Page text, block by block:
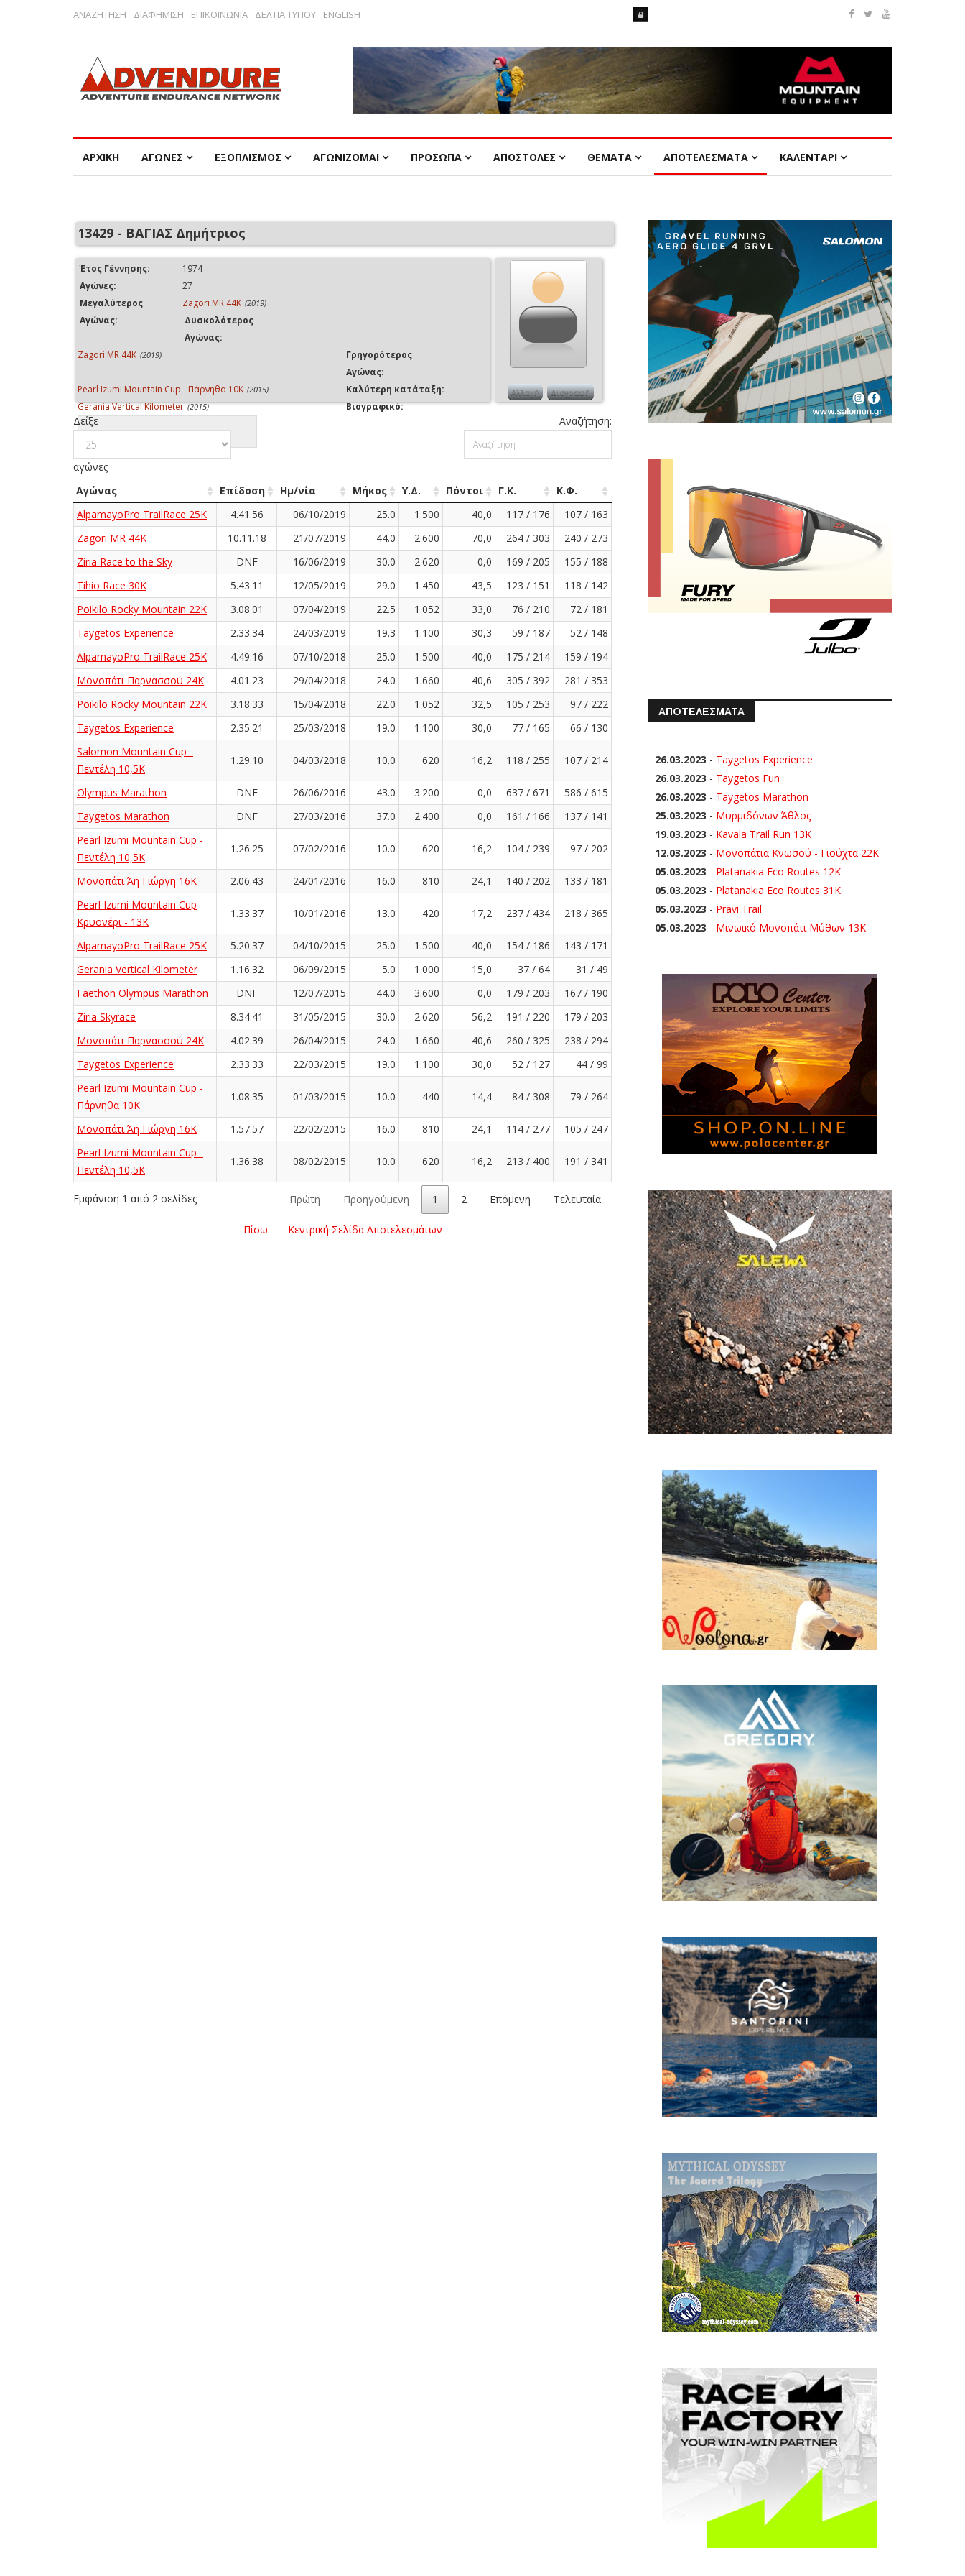
ΑΝΑΖΗΤΗΣΗ ΔΙΑΦΗΜΙΣΗ ΕΠΙΚΟΙΝΩΝΙΑ ΔΕΛΤΙΑ ΤΥΠΟΥ ENGLISH
ΑΡΧΙΚΗ ΑΓΩΝΕΣ ΕΞΟΠΛΙΣΜΟΣ ΑΓΩΝΙΖΟΜΑΙ ΠΡΟΣΩΠΑ ΑΠΟΣΤΟΛΕΣ ΘΕΜΑΤΑ ΑΠΟΤΕΛΕΣΜΑΤΑ ΚΑΛΕΝΤΑΡΙ
13429 - ΒΑΓΙΑΣ Δημήτριος
Έτος Γέννησης:
1974
Αγώνες:
27
Μεγαλύτερος
Αγώνας:
Zagori MR 44K (2019)
Δυσκολότερος
Αγώνας:
Zagori MR 44K (2019)
Γρηγορότερος
Αγώνας:
Pearl Izumi Mountain Cup - Πάρνηθα 10Κ (2015)
Καλύτερη κατάταξη:
Gerania Vertical Kilometer (2015) Βιογραφικό:
Αλλαγή Διαγραφή
Δείξε
αγώνες
Αναζήτηση:
Αγώνας Επίδοση Ημ/νία Μήκος Υ.Δ. Πόντοι Γ.Κ.
Κ.Φ.
AlpamayoPro TrailRace 25K
4.41.56 06/10/2019 25.0 1.500 40,0 117 / 176
107 / 163
Zagori MR 44K
10.11.18 21/07/2019 44.0 2.600 70,0 264 / 303
240 / 273
Ziria Race to the Sky
DNF 16/06/2019 30.0 2.620 0,0 169 / 205
155 / 188
Tihio Race 30K
5.43.11 12/05/2019 29.0 1.450 43,5 123 / 151
118 / 142
Poikilo Rocky Mountain 22K
3.08.01 07/04/2019 22.5 1.052 33,0 76 / 210
72 / 181
Taygetos Experience
2.33.34 24/03/2019 19.3 1.100 30,3 59 / 187
52 / 148
AlpamayoPro TrailRace 25K
4.49.16 07/10/2018 25.0 1.500 40,0 175 / 214
159 / 194
Μονοπάτι Παρνασσού 24K
4.01.23 29/04/2018 24.0 1.660 40,6 305 / 392
281 / 353
Poikilo Rocky Mountain 22K
3.18.33 15/04/2018 22.0 1.052 32,5 105 / 253
97 / 222
Taygetos Experience
2.35.21 25/03/2018 19.0 1.100 30,0 77 / 165
66 / 130
Salomon Mountain Cup -
Πεντέλη 10,5Κ
1.29.10 04/03/2018 10.0 620 16,2 118 / 255 107 / 214
Olympus Marathon DNF 26/06/2016 43.0 3.200 0,0 637 / 671
586 / 615
Taygetos Marathon
DNF 27/03/2016 37.0 2.400 0,0 161 / 166
137 / 141
Pearl Izumi Mountain Cup -
Πεντέλη 10,5Κ
1.26.25 07/02/2016 10.0 620 16,2 104 / 239 97 / 202
Μονοπάτι Άη Γιώργη 16Κ 2.06.43 24/01/2016 16.0 810 24,1 140 / 202
133 / 181
Pearl Izumi Mountain Cup
Κρυονέρι - 13K
1.33.37 10/01/2016 13.0 420 17,2 237 / 434 218 / 365
AlpamayoPro TrailRace 25K 5.20.37 04/10/2015 25.0 1.500 40,0 154 / 186
143 / 171
Gerania Vertical Kilometer
1.16.32 06/09/2015 5.0 1.000 15,0 37 / 64
31 / 49
Faethon Olympus Marathon
DNF 12/07/2015 44.0 3.600 0,0 179 / 203
167 / 190
Ziria Skyrace
8.34.41 31/05/2015 30.0 2.620 56,2 191 / 220
179 / 203
Μονοπάτι Παρνασσού 24K
4.02.39 26/04/2015 24.0 1.660 40,6 260 / 325
238 / 294
Taygetos Experience
2.33.33 22/03/2015 19.0 1.100 30,0 52 / 127
44 / 99
Pearl Izumi Mountain Cup -
Πάρνηθα 10Κ
1.08.35 01/03/2015 10.0 440 14,4 84 / 308 79 / 264
Μονοπάτι Άη Γιώργη 16Κ 1.57.57 22/02/2015 16.0 810 24,1 114 / 277
105 / 247
Pearl Izumi Mountain Cup -
Πεντέλη 10,5Κ
1.36.38 08/02/2015 10.0 620 16,2 213 / 400 191 / 341
Εμφάνιση 1 από 2 σελίδες Πρώτη Προηγούμενη 1 2 Επόμενη Τελευταία
Πίσω Κεντρική Σελίδα Αποτελεσμάτων
ΑΠΟΤΕΛΕΣΜΑΤΑ
26.03.2023 - Taygetos Experience
26.03.2023 - Taygetos Fun
26.03.2023 - Taygetos Marathon
25.03.2023 - Μυρμιδόνων Άθλος
19.03.2023 - Kavala Trail Run 13K
12.03.2023 - Μονοπάτια Κνωσού - Γιούχτα 22Κ
05.03.2023 - Platanakia Eco Routes 12K
05.03.2023 - Platanakia Eco Routes 31K
05.03.2023 - Pravi Trail
05.03.2023 - Μινωικό Μονοπάτι Μύθων 13Κ